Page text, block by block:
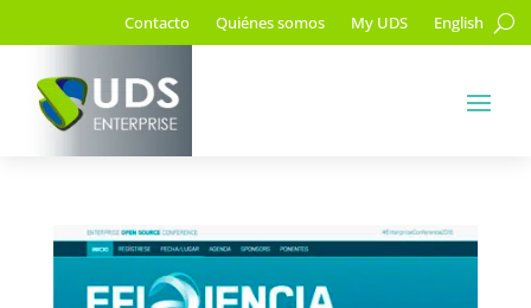
Contacto Quiénes somos My UDS English